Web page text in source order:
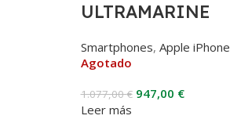
ULTRAMARINE
Smartphones, Apple iPhone
Agotado
1.077,00€ 947,00 €
Leer más